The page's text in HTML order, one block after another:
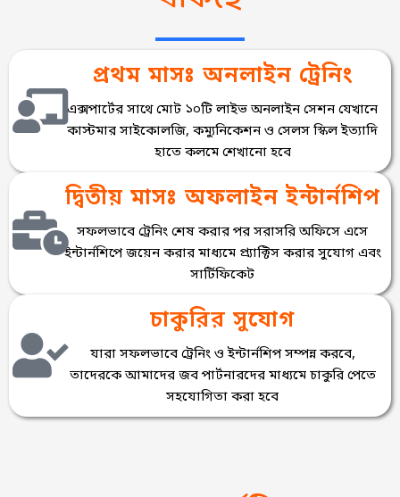
প্রথম মাসঃ অনলাইন ট্রেনিং
এক্সপার্টের সাথে মোট ১০টি লাইভ অনলাইন সেশন যেখানে
কাস্টমার সাইকোলজি, কম্যুনিকেশন ও সেলস স্কিল ইত্যাদি
হাতে কলমে শেখানো হবে
দ্বিতীয় মাসঃ অফলাইন ইন্টার্নশিপ
সফলভাবে ট্রেনিং শেষ করার পর সরাসরি অফিসে এসে
ইন্টার্নশিপে জয়েন করার মাধ্যমে প্র্যাক্টিস করার সুযোগ এবং
সার্টিফিকেট
চাকুরির সুযোগ
যারা সফলভাবে ট্রেনিং ও ইন্টার্নশিপ সম্পন্ন করবে,
তাদেরকে আমাদের জব পার্টনারদের মাধ্যমে চাকুরি পেতে
সহযোগিতা করা হবে